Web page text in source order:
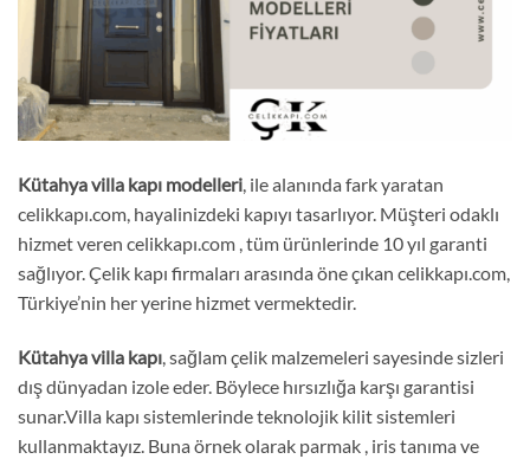
Kütahyavilla kapı modelleri, ile alanında fark yaratan
celikkapı.com, hayalinizdeki kapıyı tasarlıyor. Müşteri odaklı
hizmet veren celikkapı.com , tüm ürünlerinde 10 yıl garanti
sağlıyor. Çelik kapı firmaları arasında öne çıkan celikkapı.com,
Türkiye’nin her yerine hizmet vermektedir.
Kütahyavilla kapı, sağlam çelik malzemeleri sayesinde sizleri
dış dünyadan izole eder. Böylece hırsızlığa karşı garantisi
sunar.Villa kapı sistemlerinde teknolojik kilit sistemleri
kullanmaktayız. Buna örnek olarak parmak , iris tanıma ve